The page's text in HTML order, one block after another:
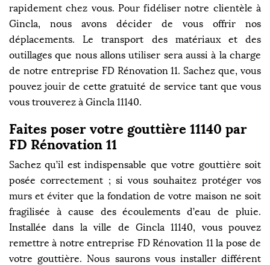
rapidement chez vous. Pour fidéliser notre clientèle à
Gincla, nous avons décider de vous offrir nos
déplacements. Le transport des matériaux et des
outillages que nous allons utiliser sera aussi à la charge
de notre entreprise FD Rénovation 11. Sachez que, vous
pouvez jouir de cette gratuité de service tant que vous
vous trouverez à Gincla 11140.
Faites poser votre gouttière 11140 par
FD Rénovation 11
Sachez qu’il est indispensable que votre gouttière soit
posée correctement ; si vous souhaitez protéger vos
murs et éviter que la fondation de votre maison ne soit
fragilisée à cause des écoulements d’eau de pluie.
Installée dans la ville de Gincla 11140, vous pouvez
remettre à notre entreprise FD Rénovation 11 la pose de
votre gouttière. Nous saurons vous installer différent